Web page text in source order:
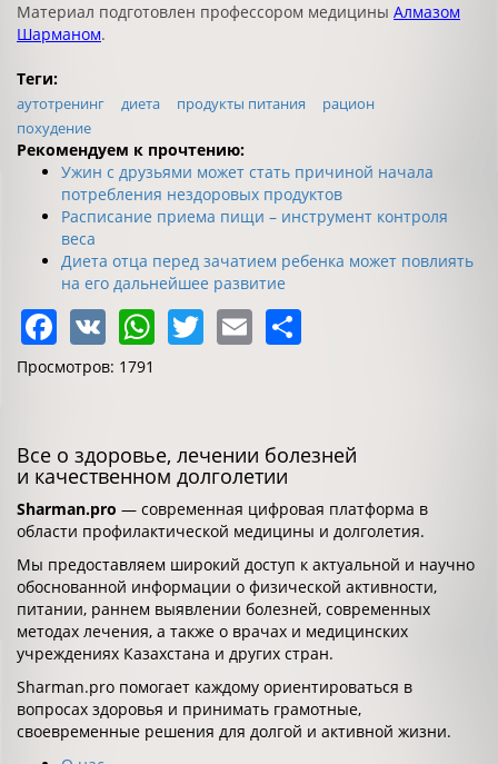
Материал подготовлен профессором медицины Алмазом
Шарманом.
Теги:
аутотренинг диета продукты питания
рацион
похудение
Рекомендуем к прочтению:
Ужин с друзьями может стать причиной начала
потребления нездоровых продуктов
Расписание приема пищи – инструмент контроля
веса
Диета отца перед зачатием ребенка может повлиять
на его дальнейшее развитие
Facebook
VK WhatsApp
Twitter
Email
Просмотров: 1791
Все о здоровье, лечении болезней
и качественном долголетии
Sharman.pro — современная цифровая платформа в
области профилактической медицины и долголетия.
Мы предоставляем широкий доступ к актуальной и научно
обоснованной информации о физической активности,
питании, раннем выявлении болезней, современных
методах лечения, а также о врачах и медицинских
учреждениях Казахстана и других стран.
Sharman.pro помогает каждому ориентироваться в
вопросах здоровья и принимать грамотные,
своевременные решения для долгой и активной жизни.